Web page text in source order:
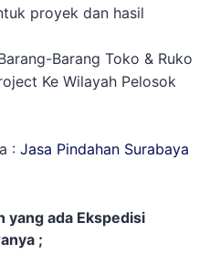
proyek dan hasil
Barang Toko & Ruko
Ke Wilayah Pelosok
: Jasa Pindahan Surabaya
yang ada Ekspedisi
;